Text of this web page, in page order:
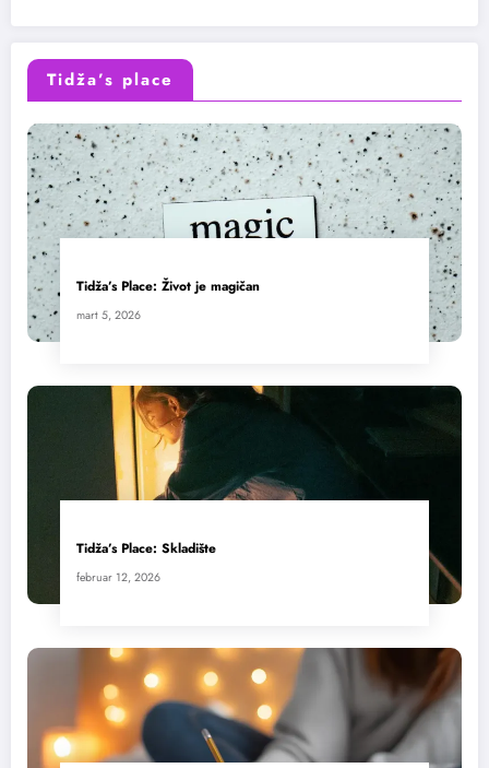
Tidža’s place
Tidža’s Place: Život je magičan
mart 5, 2026
Tidža’s Place: Skladište
februar 12, 2026